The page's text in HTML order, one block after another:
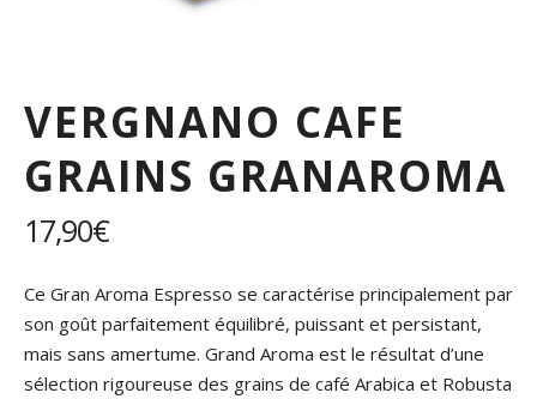
VERGNANO CAFE
GRAINS GRANAROMA
17,90€
Ce Gran Aroma Espresso se caractérise principalement par
son goût parfaitement équilibré, puissant et persistant,
mais sans amertume. Grand Aroma est le résultat d’une
sélection rigoureuse des grains de café Arabica et Robusta